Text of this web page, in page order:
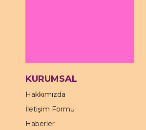
KURUMSAL
Hakkımızda
İletişim Formu
Haberler